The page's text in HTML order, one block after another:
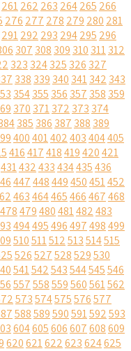
261262 263 264265 266
276 277 278 279 280 281
291292 293 294295 296
307 308 309 310 311312
323 324325 326 327
338 339 340 341342 343
354355 356 357 358 359
370 371372 373 374
385 386 387 388 389
400401402403404405
416417418419420421
431432433434435436
447448449450451452
463464465466467468
478479480481482483
494495496497498499
510511512513514515
526527528529530
541542543544545546
557558559560561562
573574575576577
588589590591592593
604605606607608609
620621622623624625